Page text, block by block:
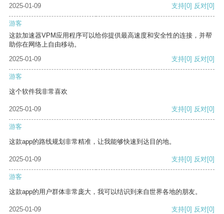
2025-01-09 支持[0] 反对[0]
游客
这款加速器VPM应用程序可以给你提供最高速度和安全性的连接，并帮
助你在网络上自由移动。
2025-01-09
支持[0] 反对[0]
游客
这个软件我非常喜欢
2025-01-09 支持[0] 反对[0]
游客
这款app的路线规划非常精准，让我能够快速到达目的地。
2025-01-09 支持[0] 反对[0]
游客
这款app的用户群体非常庞大，我可以结识到来自世界各地的朋友。
2025-01-09 支持[0] 反对[0]